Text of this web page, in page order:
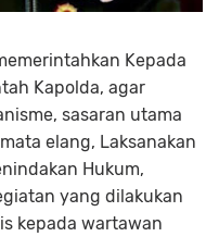
Kepada
Kapolda, agar
sasaran utama
elang, Laksanakan
Hukum,
yang dilakukan
kepada wartawan